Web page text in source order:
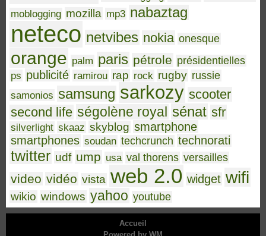
moblogging mozilla mp3 nabaztag
neteco netvibes nokia onesque
orange palm paris pétrole présidentielles
ps publicité ramirou rap rock rugby russie
samonios samsung sarkozy scooter
second life ségolène royal sénat sfr
silverlight skaaz skyblog smartphone
smartphones soudan techcrunch technorati
twitter udf ump usa val thorens versailles
video vidéo vista web 2.0 widget wifi
wikio windows yahoo youtube
Accueil